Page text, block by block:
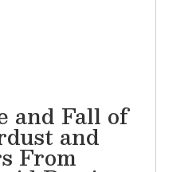
and Fall of
and
From